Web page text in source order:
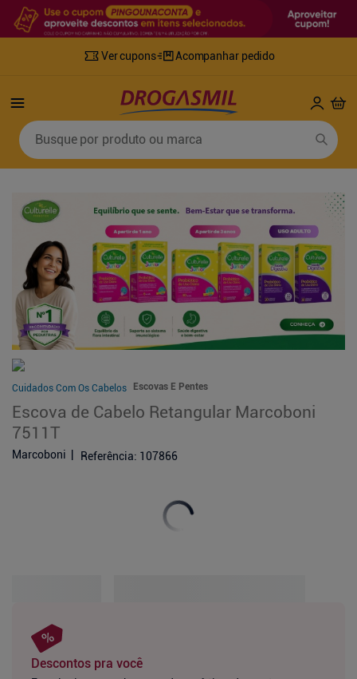
Ver cupons Acompanhar pedido
Busque por produto ou marca
Cuidados Com Os Cabelos Escovas E Pentes
Escova de Cabelo Retangular Marcoboni
7511T
Marcoboni Referência: 107866
Descontos pra você
Termos mais buscados
3º
retinol
mounjaro
5º fralda geriatrica
8
º
tylenol
fralda xg
10º shampoo